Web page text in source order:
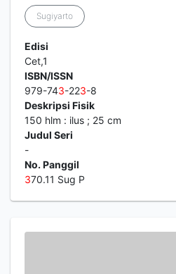
Sugiyarto
Edisi
Cet,1
ISBN/ISSN
979-743-223-8
Deskripsi Fisik
150 hlm : ilus ; 25 cm
Judul Seri
-
No. Panggil
370.11 Sug P